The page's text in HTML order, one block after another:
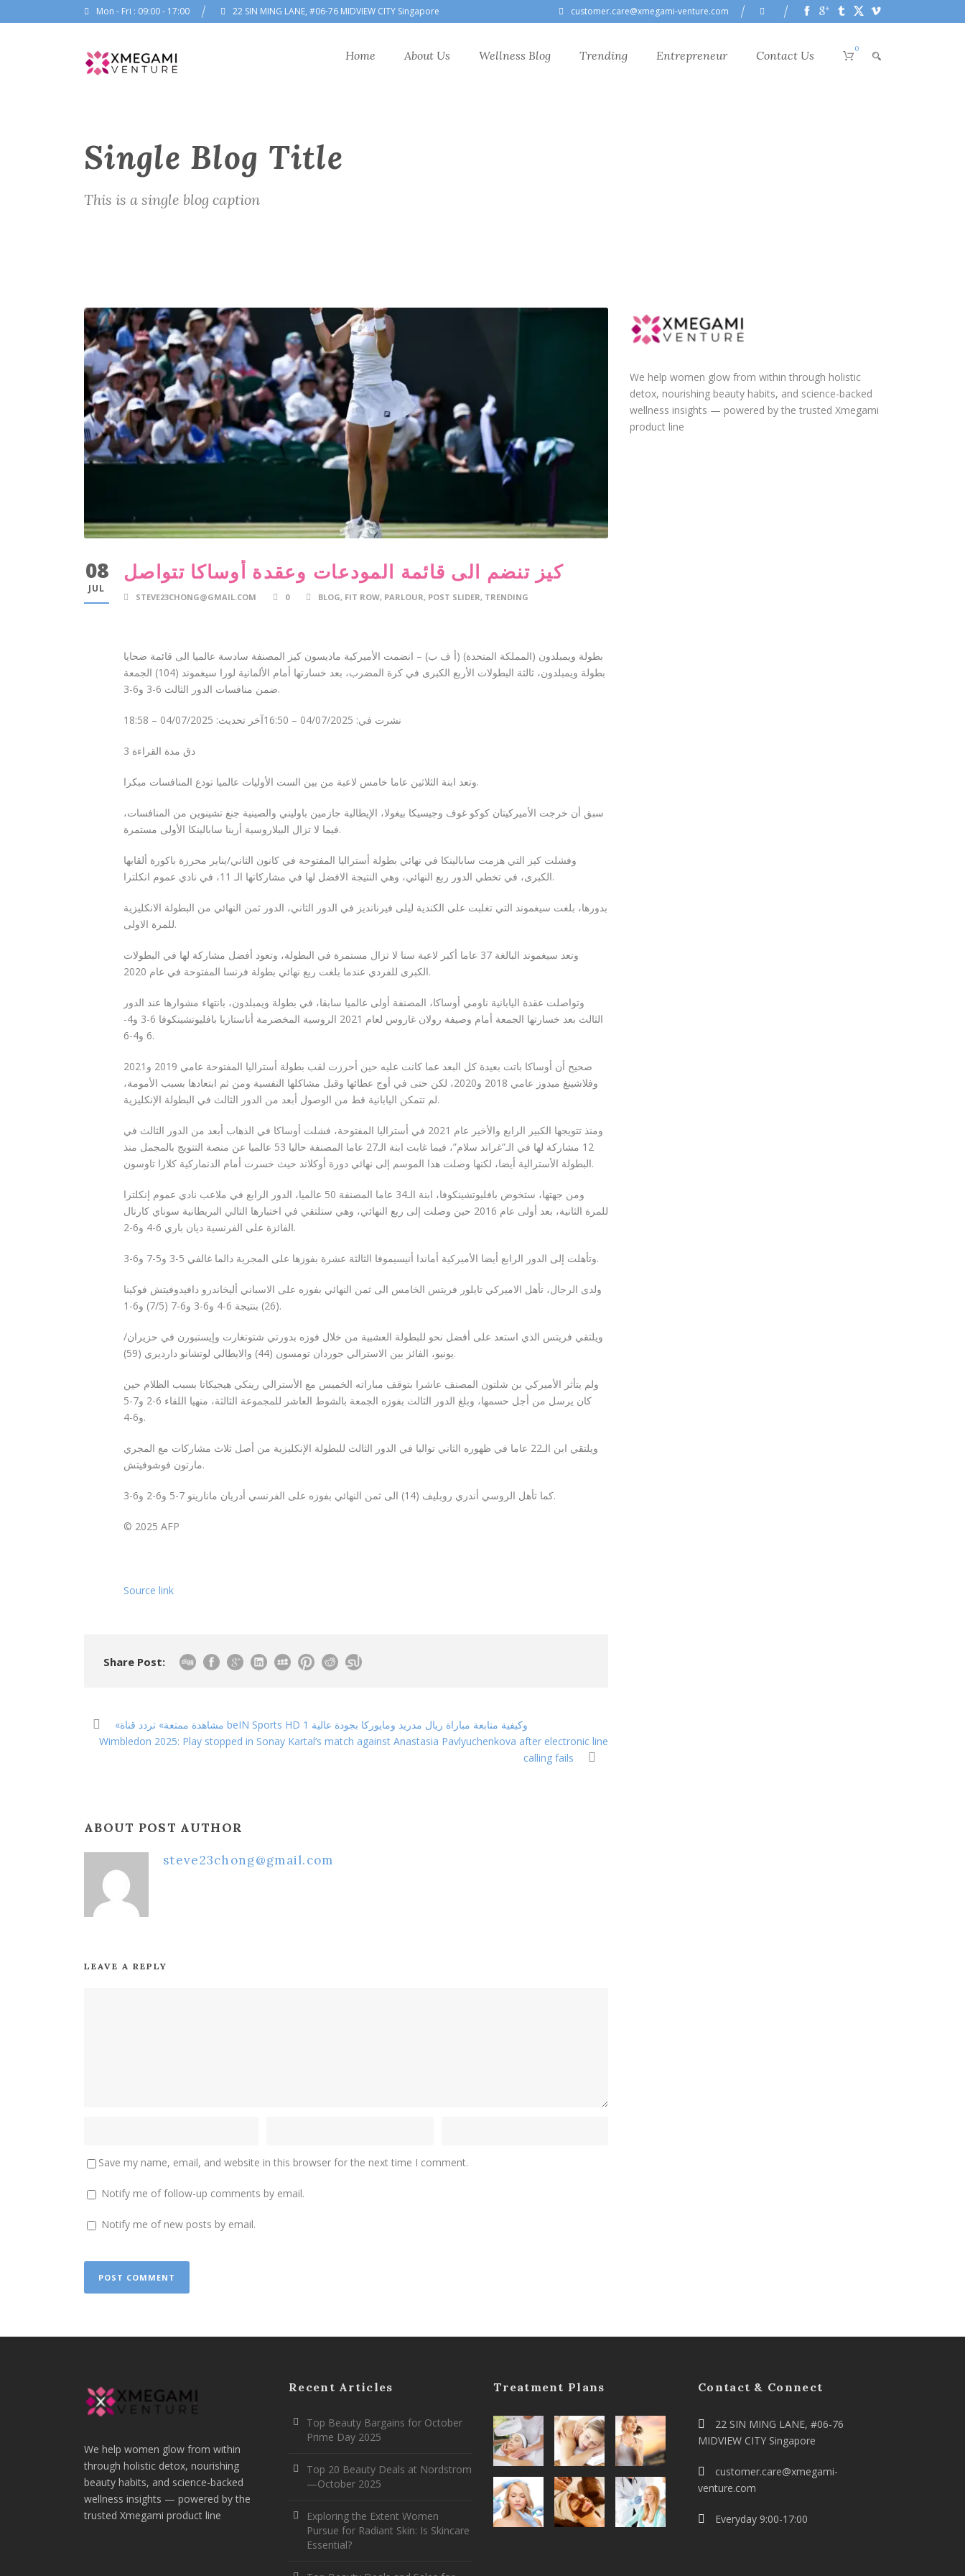
Mon - Fri : 09:00 - 17:00 22 SIN MING LANE, #06-76 MIDVIEW CITY Singapore customer.care@xmegami-venture.com
Home About Us Wellness Blog Trending Entrepreneur Contact Us 0
Single Blog Title
This is a single blog caption
08
JUL
كيز تنضم الى قائمة المودعات وعقدة أوساكا تتواصل
STEVE23CHONG@GMAIL.COM 0 BLOG, FIT ROW, PARLOUR, POST SLIDER, TRENDING
بطولة ويمبلدون (المملكة المتحدة) (أ ف ب) – انضمت الأميركية ماديسون كيز المصنفة سادسة عالميا الى قائمة ضحايا
بطولة ويمبلدون، ثالثة البطولات الأربع الكبرى في كرة المضرب، بعد خسارتها أمام الألمانية لورا سيغموند (104) الجمعة
ضمن منافسات الدور الثالث 6-3 و6-3.
نشرت في: 04/07/2025 – 16:50 آخر تحديث: 04/07/2025 – 18:58
3 دق مدة القراءة
وتعد ابنة الثلاثين عاما خامس لاعبة من بين الست الأوليات عالميا تودع المنافسات مبكرا.
سبق أن خرجت الأميركيتان كوكو غوف وجيسيكا بيغولا، الإيطالية جازمين باوليني والصينية جنغ تشينوين من المنافسات،
فيما لا تزال البيلاروسية أرينا سابالينكا الأولى مستمرة.
وفشلت كيز التي هزمت سابالينكا في نهائي بطولة أستراليا المفتوحة في كانون الثاني/يناير محرزة باكورة ألقابها
الكبرى، في تخطي الدور ربع النهائي، وهي النتيجة الافضل لها في مشاركاتها الـ 11، في نادي عموم انكلترا.
بدورها، بلغت سيغموند التي تغلبت على الكندية ليلى فيرنانديز في الدور الثاني، الدور ثمن النهائي من البطولة الانكليزية
للمرة الاولى.
وتعد سيغموند البالغة 37 عاما أكبر لاعبة سنا لا تزال مستمرة في البطولة، وتعود أفضل مشاركة لها في البطولات
الكبرى للفردي عندما بلغت ربع نهائي بطولة فرنسا المفتوحة في عام 2020.
وتواصلت عقدة اليابانية ناومي أوساكا، المصنفة أولى عالميا سابقا، في بطولة ويمبلدون، بانتهاء مشوارها عند الدور
الثالث بعد خسارتها الجمعة أمام وصيفة رولان غاروس لعام 2021 الروسية المخضرمة أناستازيا بافليوتشينكوفا 6-3 و4-
6 و4-6.
صحيح أن أوساكا باتت بعيدة كل البعد عما كانت عليه حين أحرزت لقب بطولة أستراليا المفتوحة عامي 2019 و2021
وفلاشينغ ميدوز عامي 2018 و2020، لكن حتى في أوج عطائها وقبل مشاكلها النفسية ومن ثم ابتعادها بسبب الأمومة،
لم تتمكن اليابانية قط من الوصول أبعد من الدور الثالث في البطولة الإنكليزية.
ومنذ تتويجها الكبير الرابع والأخير عام 2021 في أستراليا المفتوحة، فشلت أوساكا في الذهاب أبعد من الدور الثالث في
12 مشاركة لها في الـ”غراند سلام”، فيما غابت ابنة الـ27 عاما المصنفة حاليا 53 عالميا عن منصة التتويج بالمجمل منذ
البطولة الأسترالية أيضا، لكنها وصلت هذا الموسم إلى نهائي دورة أوكلاند حيث خسرت أمام الدنماركية كلارا تاوسون.
ومن جهتها، ستخوض بافليوتشينكوفا، ابنة الـ34 عاما المصنفة 50 عالميا، الدور الرابع في ملاعب نادي عموم إنكلترا
للمرة الثانية، بعد أولى عام 2016 حين وصلت إلى ربع النهائي، وهي ستلتقي في اختبارها التالي البريطانية سوناي كارتال
الفائزة على الفرنسية ديان باري 6-4 و6-2.
وتأهلت إلى الدور الرابع أيضا الأميركية أماندا أنيسيموفا الثالثة عشرة بفوزها على المجرية دالما غالفي 5-3 و5-7 و6-3.
ولدى الرجال، تأهل الاميركي تايلور فريتس الخامس الى ثمن النهائي بفوزه على الاسباني أليخاندرو دافيدوفيتش فوكينا
(26) بنتيجة 6-4 و6-3 و6-7 (7/5) و6-1.
ويلتقي فريتس الذي استعد على أفضل نحو للبطولة العشبية من خلال فوزه بدورتي شتوتغارت وإيستبورن في حزيران/
يونيو، الفائز بين الاسترالي جوردان تومسون (44) والايطالي لوتشانو دارديري (59).
ولم يتأثر الأميركي بن شلتون المصنف عاشرا بتوقف مباراته الخميس مع الأسترالي رينكي هيجيكاتا بسبب الظلام حين
كان يرسل من أجل حسمها، وبلغ الدور الثالث بفوزه الجمعة بالشوط العاشر للمجموعة الثالثة، منهيا اللقاء 6-2 و7-5
و6-4.
ويلتقي ابن الـ22 عاما في ظهوره الثاني تواليا في الدور الثالث للبطولة الإنكليزية من أصل ثلاث مشاركات مع المجري
مارتون فوشوفيتش.
كما تأهل الروسي أندري روبليف (14) الى ثمن النهائي بفوزه على الفرنسي أدريان مانارينو 7-5 و6-2 و6-3.
© 2025 AFP
Source link
Share Post:
«مشاهدة ممتعة» تردد قناة beIN Sports HD 1 وكيفية متابعة مباراة ريال مدريد ومايوركا بجودة عالية
Wimbledon 2025: Play stopped in Sonay Kartal’s match against Anastasia Pavlyuchenkova after electronic line
calling fails
ABOUT POST AUTHOR
steve23chong@gmail.com
LEAVE A REPLY
Save my name, email, and website in this browser for the next time I comment.
Notify me of follow-up comments by email.
Notify me of new posts by email.
We help women glow from within through holistic
detox, nourishing beauty habits, and science-backed
wellness insights — powered by the trusted Xmegami
product line
We help women glow from within
through holistic detox, nourishing
beauty habits, and science-backed
wellness insights — powered by the
trusted Xmegami product line
Recent Articles
Top Beauty Bargains for October
Prime Day 2025
Top 20 Beauty Deals at Nordstrom
—October 2025
Exploring the Extent Women
Pursue for Radiant Skin: Is Skincare
Essential?
Treatment Plans Contact & Connect
22 SIN MING LANE, #06-76
MIDVIEW CITY Singapore
customer.care@xmegami-
venture.com
Everyday 9:00-17:00